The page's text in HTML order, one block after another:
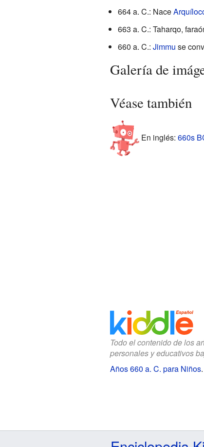
664 a. C.: Nace
663 a. C.: Taharqo,
660 a. C.: Jimmu se
Galería de
Véase también
En inglés: 660s
Todo el contenido de los
personales y educativos
Años 660 a. C. para Niños.